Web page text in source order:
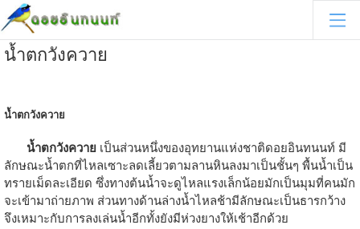
น้ำตกวังควาย
น้ำตกวังควาย
น้ำตกวังควาย เป็นส่วนหนึ่งของอุทยานแห่งชาติดอยอินทนนท์ มี
ลักษณะน้ำตกที่ไหลเซาะลดเลี้ยวตามลานหินลงมาเป็นชั้นๆ พื้นน้ำเป็น
ทรายเม็ดละเอียด ซึ่งทางต้นน้ำจะดูไหลแรงเล็กน้อยมักเป็นมุมที่คนมัก
จะเข้ามาถ่ายภาพ ส่วนทางด้านล่างน้ำไหลช้ามีลักษณะเป็นธารกว้าง
จึงเหมาะกับการลงเล่นน้ำอีกทั้งยังมีห่วงยางให้เช้าอีกด้วย